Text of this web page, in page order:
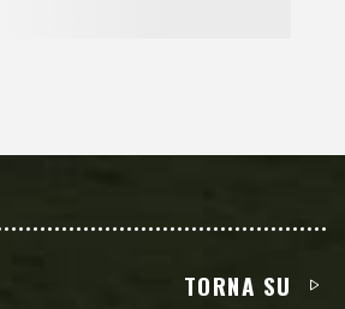
TORNA SU